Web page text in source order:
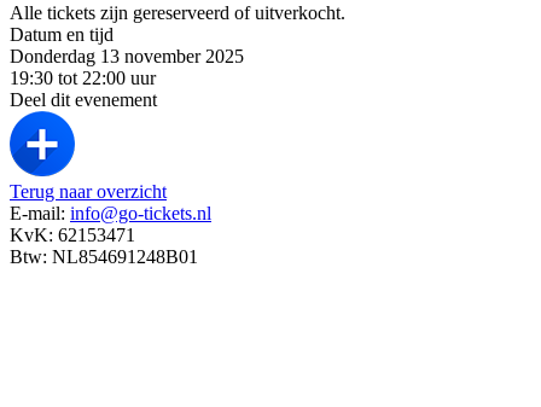
Alle tickets zijn gereserveerd of uitverkocht.
Datum en tijd
Donderdag 13 november 2025
19:30 tot 22:00 uur
Deel dit evenement
Terug naar overzicht
E-mail: info@go-tickets.nl
KvK: 62153471
Btw: NL854691248B01